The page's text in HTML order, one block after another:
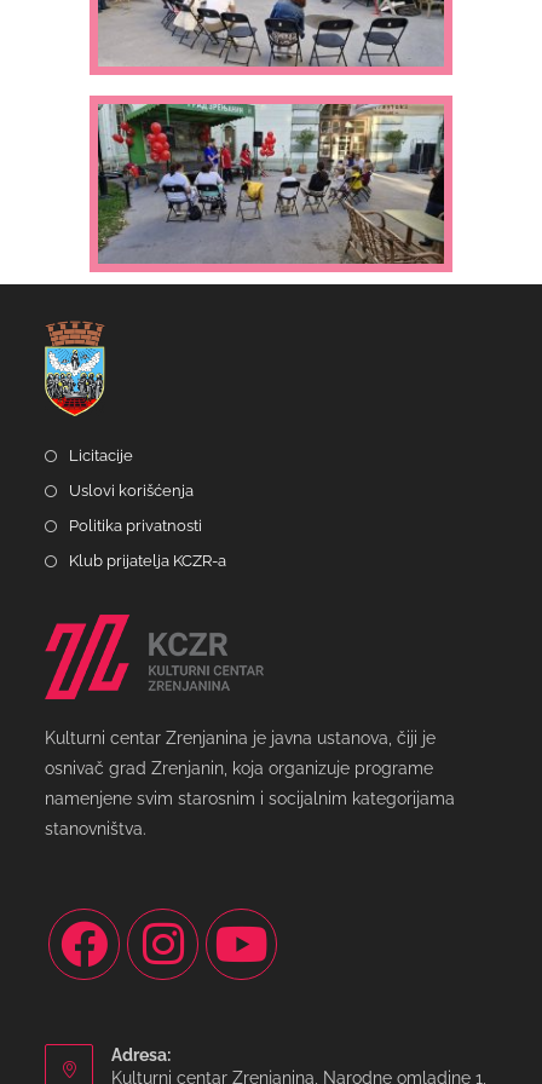
Licitacije
Uslovi korišćenja
Politika privatnosti
Klub prijatelja KCZR-a
Kulturni centar Zrenjanina je javna ustanova, čiji je
osnivač grad Zrenjanin, koja organizuje programe
namenjene svim starosnim i socijalnim kategorijama
stanovništva.
Adresa:
Kulturni centar Zrenjanina, Narodne omladine 1,